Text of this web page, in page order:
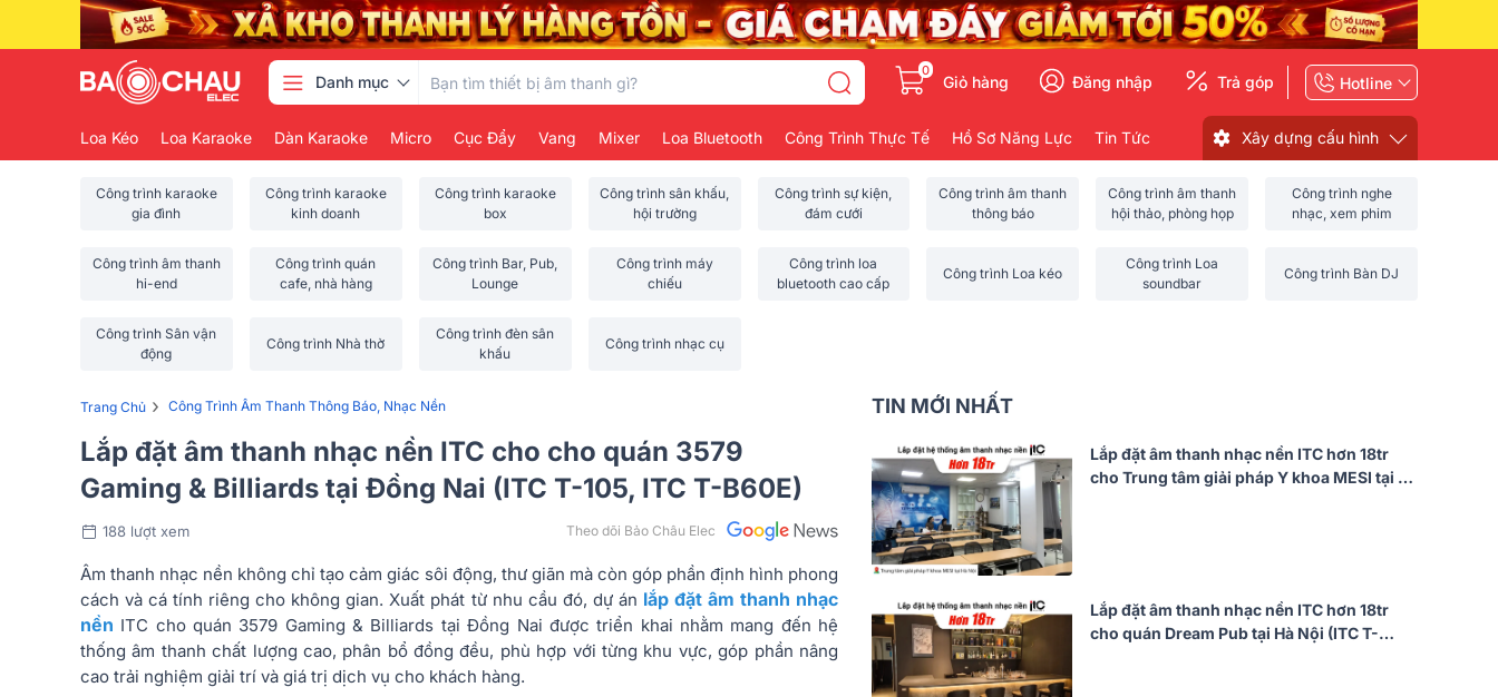
Danh mục
0
Giỏ hàng Đăng nhập Trả góp Hotline
Loa Kéo Loa Karaoke Dàn Karaoke Micro Cục Đẩy Vang Mixer Loa Bluetooth Công Trình Thực Tế Hồ Sơ Năng Lực Tin Tức Xây dựng cấu hình
Công trình karaoke
gia đình
Công trình karaoke
kinh doanh
Công trình karaoke
box
Công trình sân khấu,
hội trường
Công trình sự kiện,
đám cưới
Công trình âm thanh
thông báo
Công trình âm thanh
hội thảo, phòng họp
Công trình nghe
nhạc, xem phim
Công trình âm thanh
hi-end
Công trình quán
cafe, nhà hàng
Công trình Bar, Pub,
Lounge
Công trình máy
chiếu
Công trình loa
bluetooth cao cấp
Công trình Loa kéo
Công trình Loa
soundbar
Công trình Bàn DJ
Công trình Sân vận
động
Công trình Nhà thờ
Công trình đèn sân
khấu
Công trình nhạc cụ
Trang Chủ › Công Trình Âm Thanh Thông Báo, Nhạc Nền
Lắp đặt âm thanh nhạc nền ITC cho cho quán 3579
Gaming & Billiards tại Đồng Nai (ITC T-105, ITC T-B60E)
188 lượt xem Theo dõi Bảo Châu Elec
Âm thanh nhạc nền không chỉ tạo cảm giác sôi động, thư giãn mà còn góp phần định hình phong
cách và cá tính riêng cho không gian. Xuất phát từ nhu cầu đó, dự án lắp đặt âm thanh nhạc
nền ITC cho quán 3579 Gaming & Billiards tại Đồng Nai được triển khai nhằm mang đến hệ
thống âm thanh chất lượng cao, phân bổ đồng đều, phù hợp với từng khu vực, góp phần nâng
cao trải nghiệm giải trí và giá trị dịch vụ cho khách hàng.
TIN MỚI NHẤT
Lắp đặt âm thanh nhạc nền ITC hơn 18tr
cho Trung tâm giải pháp Y khoa MESI tại Hà
Lắp đặt âm thanh nhạc nền ITC hơn 18tr
cho quán Dream Pub tại Hà Nội (ITC T-